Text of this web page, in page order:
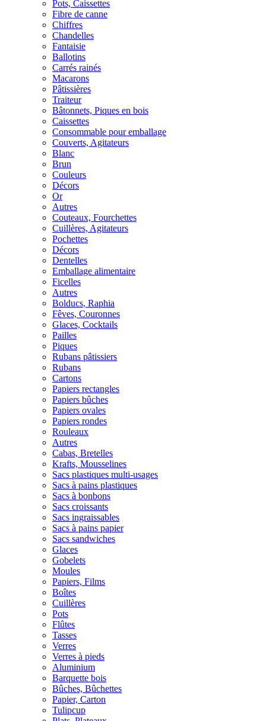
Pots, Caissettes
Fibre de canne
Chiffres
Chandelles
Fantaisie
Ballotins
Carrés rainés
Macarons
Pâtissières
Traiteur
Bâtonnets, Piques en bois
Caissettes
Consommable pour emballage
Couverts, Agitateurs
Blanc
Brun
Couleurs
Décors
Or
Autres
Couteaux, Fourchettes
Cuillères, Agitateurs
Pochettes
Décors
Dentelles
Emballage alimentaire
Ficelles
Autres
Bolducs, Raphia
Fêves, Couronnes
Glaces, Cocktails
Pailles
Piques
Rubans pâtissiers
Rubans
Cartons
Papiers rectangles
Papiers bûches
Papiers ovales
Papiers rondes
Rouleaux
Autres
Cabas, Bretelles
Krafts, Mousselines
Sacs plastiques multi-usages
Sacs à pains plastiques
Sacs à bonbons
Sacs croissants
Sacs ingraissables
Sacs à pains papier
Sacs sandwiches
Glaces
Gobelets
Moules
Papiers, Films
Boîtes
Cuillères
Pots
Flûtes
Tasses
Verres
Verres à pieds
Aluminium
Barquette bois
Bûches, Bûchettes
Papier, Carton
Tulipcup